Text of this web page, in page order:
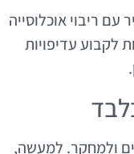
ריבוי אוכלוסייה
לקבוע עדיפויות
ולמחקר. למעשה,